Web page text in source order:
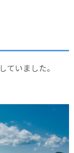
ていました。